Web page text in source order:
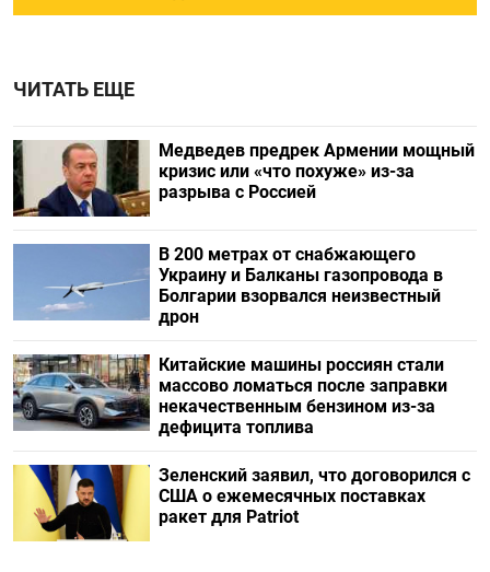
ЧИТАТЬ ЕЩЕ
Медведев предрек Армении мощный
кризис или «что похуже» из-за
разрыва с Россией
В 200 метрах от снабжающего
Украину и Балканы газопровода в
Болгарии взорвался неизвестный
дрон
Китайские машины россиян стали
массово ломаться после заправки
некачественным бензином из-за
дефицита топлива
Зеленский заявил, что договорился с
США о ежемесячных поставках
ракет для Patriot